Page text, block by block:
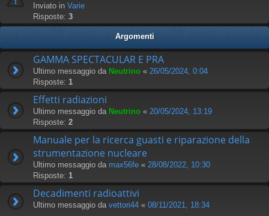
Inviato in Varie
Risposte: 3
Argomenti
GAMMA SPECTACULAR E PRA
Ultimo messaggio da Neutrino « 26/05/2024, 0:04
Risposte: 1
Effetti radiazioni
Ultimo messaggio da Neutrino « 20/05/2024, 13:19
Risposte: 2
Manuale per la ricerca guasti e riparazione della
strumentazione nucleare
Ultimo messaggio da max56fe « 28/08/2022, 10:30
Risposte: 1
Decadimenti radioattivi
Ultimo messaggio da vettori44 « 08/11/2021, 18:34